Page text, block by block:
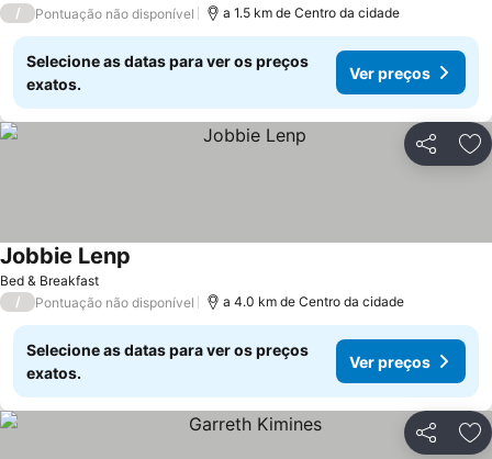
/ Pontuação não disponível a 1.5 km de Centro da cidade
Selecione as datas para ver os preços
exatos.
Ver preços
Partilhar
Bed & Breakfast
Jobbie Lenp
/ Pontuação não disponível a 4.0 km de Centro da cidade
Selecione as datas para ver os preços
exatos.
Ver preços
Partilhar